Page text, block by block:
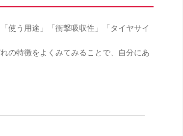
使う用途」「衝撃吸収性」「タイヤサイ
の特徴をよくみてみることで、自分にあ